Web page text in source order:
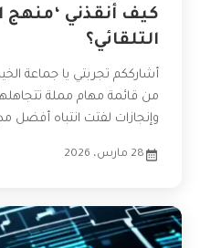
كيف أنقذني ‘منهج
التلقائي؟
أشارككم تجربتي يا جماعة
من قائمة مهام مملة
وإنجازات لفتت انتباه أفضل
28 مارس، 2026